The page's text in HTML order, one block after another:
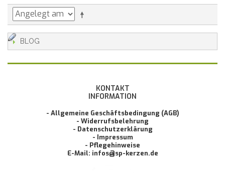
BLOG
KONTAKT
INFORMATION
- Allgemeine Geschäftsbedingung (AGB)
- Widerrufsbelehrung
- Datenschutzerklärung
- Impressum
- Pflegehinweise
E-Mail: infos@sp-kerzen.de